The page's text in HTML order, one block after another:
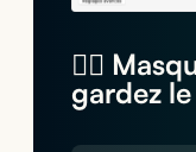
🕵️‍♂️
gardez